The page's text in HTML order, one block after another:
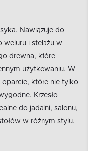
Nawiązuje do
weluru i stelażu w
drewna, które
użytkowaniu. W
które nie tylko
Krzesło
do jadalni, salonu,
w różnym stylu.